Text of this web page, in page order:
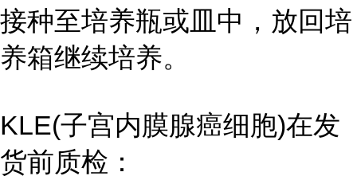
接种至培养瓶或皿中，放回培
养箱继续培养。
KLE(子宫内膜腺癌细胞)在发
货前质检：